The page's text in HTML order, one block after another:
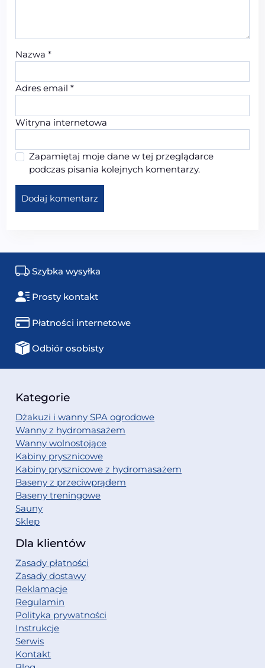
Nazwa*
Adres email*
Witryna internetowa
Zapamiętaj moje dane w tej przeglądarce
podczas pisania kolejnych komentarzy.
Szybka wysyłka
Prosty kontakt
Płatności internetowe
Odbiór osobisty
Kategorie
Dżakuzi i wanny SPA ogrodowe
Wanny z hydromasażem
Wanny wolnostojące
Kabiny prysznicowe
Kabiny prysznicowe z hydromasażem
Baseny z przeciwprądem
Baseny treningowe
Sauny
Sklep
Dla klientów
Zasady płatności
Zasady dostawy
Reklamacje
Regulamin
Polityka prywatności
Instrukcje
Serwis
Kontakt